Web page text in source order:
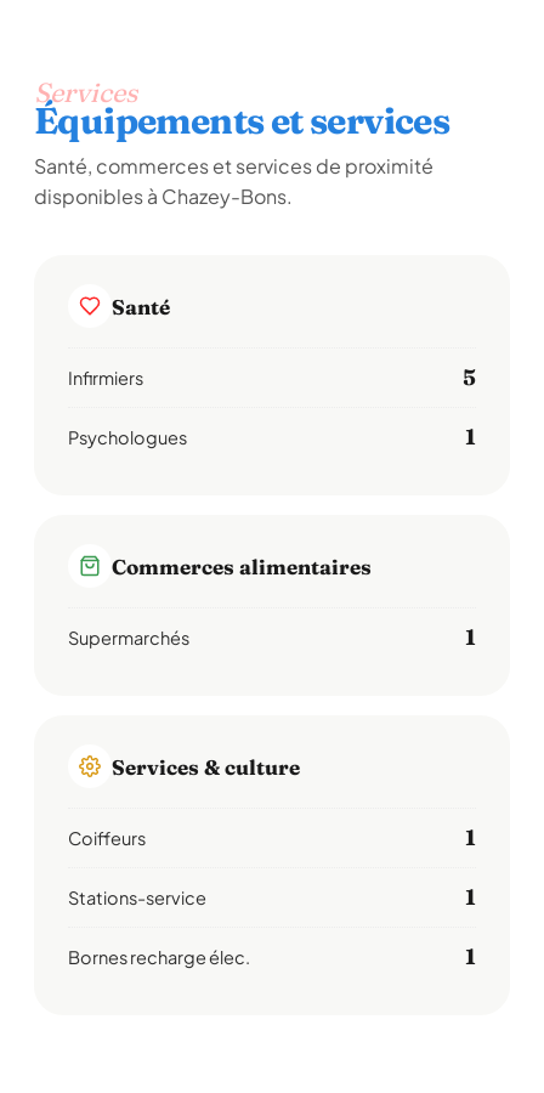
Services
Équipements et services
Santé, commerces et services de proximité
disponibles à Chazey-Bons.
Santé
Infirmiers 5
Psychologues 1
Commerces alimentaires
Supermarchés 1
Services & culture
Coiffeurs 1
Stations-service 1
Bornes recharge élec. 1